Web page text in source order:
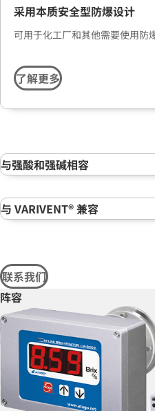
采用本质安全型防爆设计
可用于化工厂和其他需要使用防
了解更多
与强酸和强碱相容
与 VARIVENT® 兼容
联系我们
阵容